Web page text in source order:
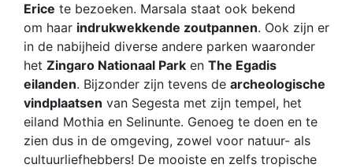
Erice te bezoeken. Marsala staat ook bekend
om haar indrukwekkende zoutpannen. Ook zijn er
in de nabijheid diverse andere parken waaronder
het Zingaro Nationaal Park en The Egadis
eilanden. Bijzonder zijn tevens de archeologische
vindplaatsen van Segesta met zijn tempel, het
eiland Mothia en Selinunte. Genoeg te doen en te
zien dus in de omgeving, zowel voor natuur- als
cultuurliefhebbers! De mooiste en zelfs tropische